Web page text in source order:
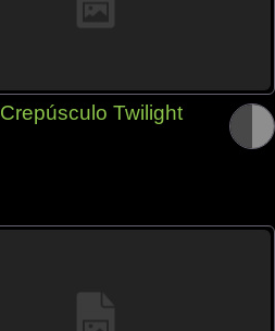
Crepúsculo Twilight